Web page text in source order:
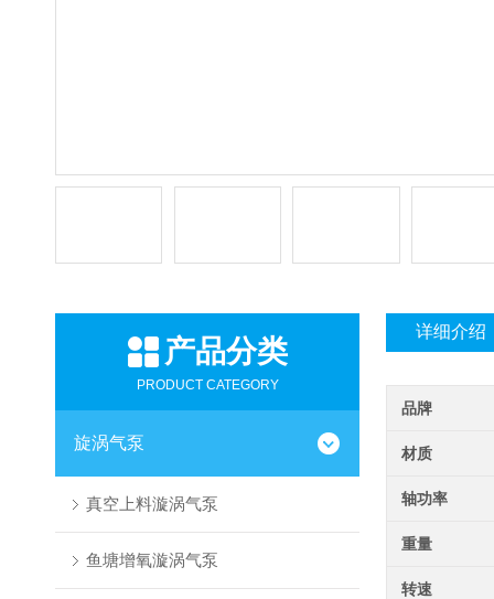
产品分类
PRODUCT CATEGORY
旋涡气泵
真空上料漩涡气泵
鱼塘增氧漩涡气泵
详细介绍
品牌
材质
轴功率
重量
转速